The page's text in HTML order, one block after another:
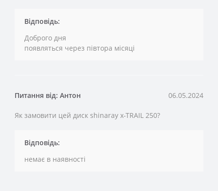
Відповідь:
Доброго дня
появляться через півтора місяці
Питання від: Антон 06.05.2024
Як замовити цей диск shinaray x-TRAIL 250?
Відповідь:
немає в наявності